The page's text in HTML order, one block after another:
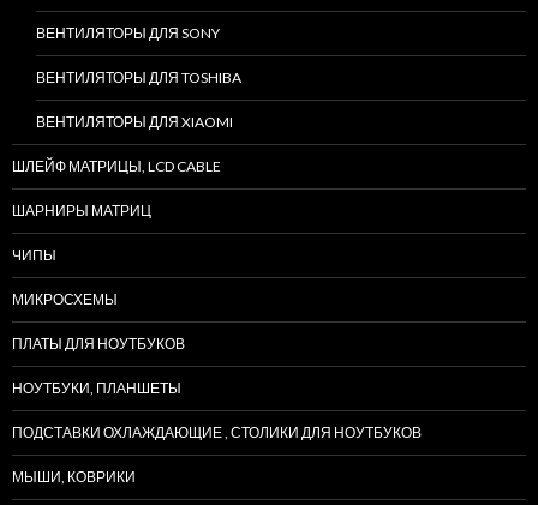
ВЕНТИЛЯТОРЫ ДЛЯ SONY
ВЕНТИЛЯТОРЫ ДЛЯ TOSHIBA
ВЕНТИЛЯТОРЫ ДЛЯ XIAOMI
ШЛЕЙФ МАТРИЦЫ, LCD CABLE
ШАРНИРЫ МАТРИЦ
ЧИПЫ
МИКРОСХЕМЫ
ПЛАТЫ ДЛЯ НОУТБУКОВ
НОУТБУКИ, ПЛАНШЕТЫ
ПОДСТАВКИ ОХЛАЖДАЮЩИЕ , СТОЛИКИ ДЛЯ НОУТБУКОВ
МЫШИ, КОВРИКИ